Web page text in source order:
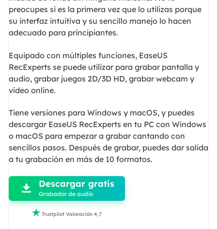
preocupes si es la primera vez que lo utilizas porque
su interfaz intuitiva y su sencillo manejo lo hacen
adecuado para principiantes.
Equipado con múltiples funciones, EaseUS
RecExperts se puede utilizar para grabar pantalla y
audio, grabar juegos 2D/3D HD, grabar webcam y
vídeo online.
Tiene versiones para Windows y macOS, y puedes
descargar EaseUS RecExperts en tu PC con Windows
o macOS para empezar a grabar cantando con
sencillos pasos. Después de grabar, puedes dar salida
a tu grabación en más de 10 formatos.

 Descargar gratis
Grabador de audio
 Trustpilot Valoración 4,7